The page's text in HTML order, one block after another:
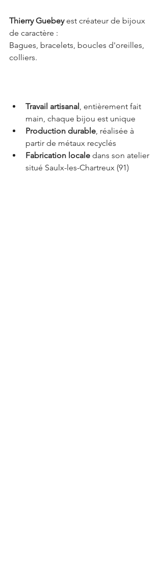
Thierry Guebey est créateur de bijoux
de caractère :
Bagues, bracelets, boucles d'oreilles,
colliers.
Travail artisanal , entièrement fait
main, chaque bijou est unique
Production durable, réalisée à
partir de métaux recyclés
Fabrication locale dans son atelier
situé Saulx-les-Chartreux (91)